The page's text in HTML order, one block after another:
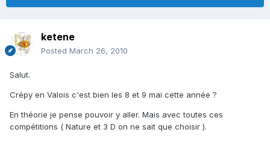
ketene
Posted March 26, 2010
Salut.
Crépy en Valois c'est bien les 8 et 9 mai cette année ?
En théorie je pense pouvoir y aller. Mais avec toutes ces
compétitions ( Nature et 3 D on ne sait que choisir ).